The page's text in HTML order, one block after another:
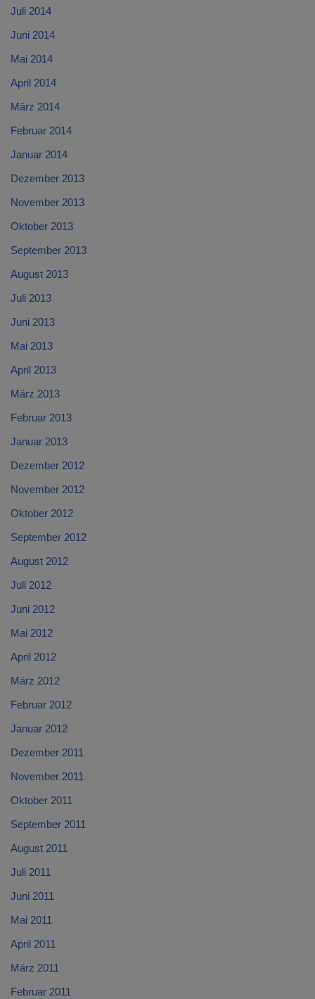
Juli 2014
Juni 2014
Mai 2014
April 2014
März 2014
Februar 2014
Januar 2014
Dezember 2013
November 2013
Oktober 2013
September 2013
August 2013
Juli 2013
Juni 2013
Mai 2013
April 2013
März 2013
Februar 2013
Januar 2013
Dezember 2012
November 2012
Oktober 2012
September 2012
August 2012
Juli 2012
Juni 2012
Mai 2012
April 2012
März 2012
Februar 2012
Januar 2012
Dezember 2011
November 2011
Oktober 2011
September 2011
August 2011
Juli 2011
Juni 2011
Mai 2011
April 2011
März 2011
Februar 2011